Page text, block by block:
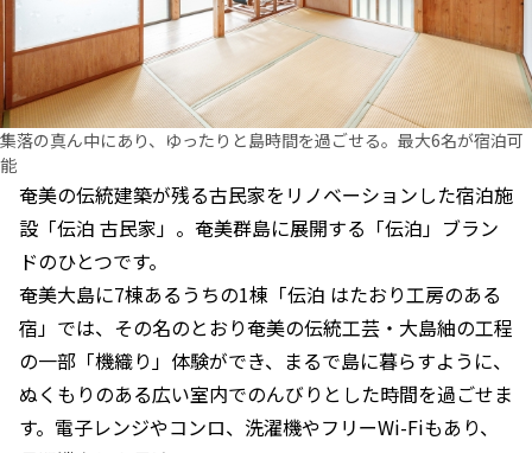
集落の真ん中にあり、ゆったりと島時間を過ごせる。最大6名が宿泊可
能
奄美の伝統建築が残る古民家をリノベーションした宿泊施
設「伝泊 古民家」。奄美群島に展開する「伝泊」ブラン
ドのひとつです。
奄美大島に7棟あるうちの1棟「伝泊 はたおり工房のある
宿」では、その名のとおり奄美の伝統工芸・大島紬の工程
の一部「機織り」体験ができ、まるで島に暮らすように、
ぬくもりのある広い室内でのんびりとした時間を過ごせま
す。電子レンジやコンロ、洗濯機やフリーWi-Fiもあり、